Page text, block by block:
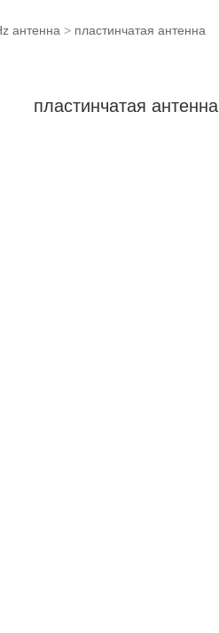
антенна > пластинчатая антенна
пластинчатая антенна